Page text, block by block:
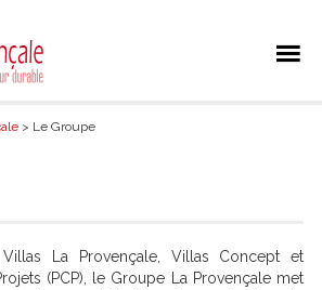
> Le Groupe
La Provençale, Villas Concept et
(PCP), le Groupe La Provençale met